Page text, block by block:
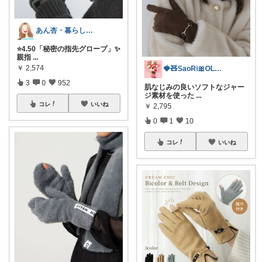
あん杏・暮らしの中にあったらいいなを🌿
⭐️4.50「秘密の指先グローブ」✨️
親指 ...
￥ 2,574
3 0 952
コレ いいね
🍓🧸SaoRi🎀OLの暮らし
肌なじみの良いソフトなジャー
ジ素材を使った ...
￥ 2,795
0 1 10
コレ いいね